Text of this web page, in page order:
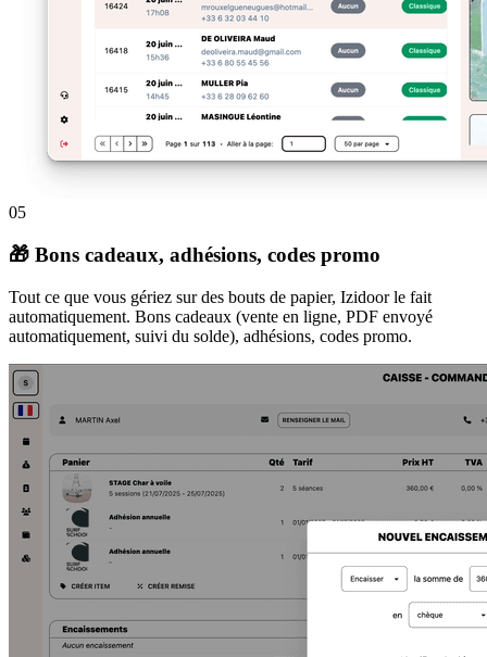
05
🎁 Bons cadeaux, adhésions, codes promo
Tout ce que vous gériez sur des bouts de papier, Izidoor le fait
automatiquement. Bons cadeaux (vente en ligne, PDF envoyé
automatiquement, suivi du solde), adhésions, codes promo.